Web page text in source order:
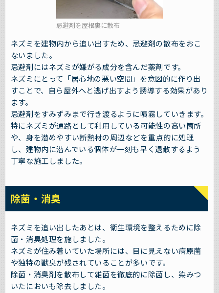
忌避剤を屋根裏に散布
ネズミを建物内から追い出すため、忌避剤の散布をおこ
ないました。
忌避剤にはネズミが嫌がる成分を含んだ薬剤です。
ネズミにとって「居心地の悪い空間」を意図的に作り出
すことで、自ら屋外へと逃げ出すよう誘導する効果があり
ます。
忌避剤をすみずみまで行き渡るように噴霧していきます。
特にネズミが通路として利用している可能性の高い箇所
や、身を潜めやすい断熱材の周辺などを重点的に処理
し、建物内に潜んでいる個体が一刻も早く退散するよう
丁寧な施工しました。
除菌・消臭
ネズミを追い出したあとは、衛生環境を整えるために除
菌・消臭処理を施しました。
ネズミが住み着いていた場所には、目に見えない病原菌
や独特の獣臭が残されていることが多いです。
除菌・消臭剤を散布して雑菌を徹底的に除菌し、染みつ
いたにおいも除去しました。